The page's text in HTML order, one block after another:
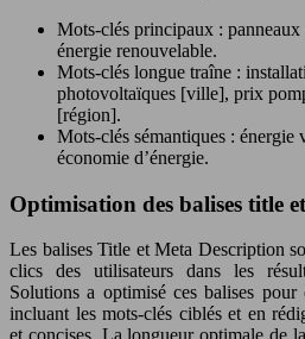
Mots-clés principaux : panneaux
énergie renouvelable.
Mots-clés longue traîne :
photovoltaïques [ville], prix
[région].
Mots-clés sémantiques : énergie
économie d’énergie.
Optimisation des balises title
Les balises Title et Meta Description
clics des utilisateurs dans les
Solutions a optimisé ces balises
incluant les mots-clés ciblés et en